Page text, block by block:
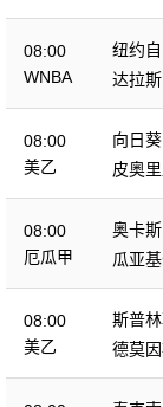
08:00
WNBA
纽约
达拉
08:00
美乙
向日
皮奥
08:00
厄瓜甲
奥卡斯
瓜亚
08:00
美乙
斯普
德莫